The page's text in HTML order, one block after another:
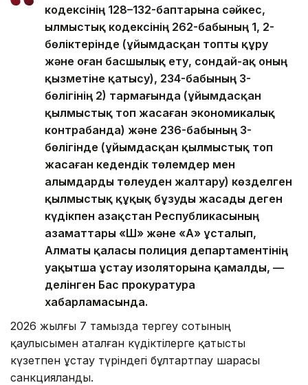
кодексінің 128–132-баптарына сәйкес,
Қылмыстық кодексінің 262-бабының 1, 2-
бөліктерінде (ұйымдасқан топты құру
және оған басшылық ету, сондай-ақ оның
қызметіне қатысу), 234-бабының 3-
бөлігінің 2) тармағында (ұйымдасқан
қылмыстық топ жасаған экономикалық
контрабанда) және 236-бабының 3-
бөлігінде (ұйымдасқан қылмыстық топ
жасаған кедендік төлемдер мен
алымдарды төлеуден жалтару) көзделген
қылмыстық құқық бұзуды жасады деген
күдікпен Қазақстан Республикасының
азаматтары «Ш» және «А» ұсталып,
Алматы қаласы полиция департаментінің
уақытша ұстау изоляторына қамалды, —
делінген Бас прокуратура
хабарламасында.
2026 жылғы 7 тамызда тергеу сотының
қаулысымен аталған күдіктілерге қатысты
күзетпен ұстау түріндегі бұлтартпау шарасы
санкцияланды.